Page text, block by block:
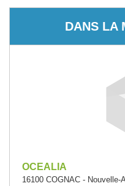
DANS LA
OCEALIA
16100 COGNAC - Nouvelle-